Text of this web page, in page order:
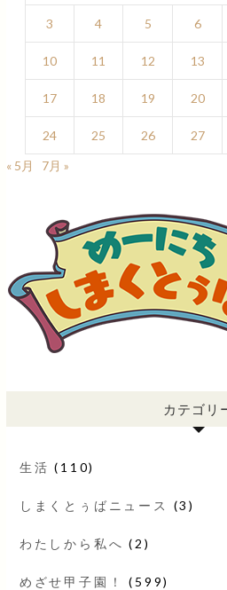
3 4 5 6
10 11 12 13
17 18 19 20
24 25 26 27
« 5月
7月 »
カテゴリ
生活 (110)
しまくとぅばニュース (3)
わたしから私へ (2)
めざせ甲子園！ (599)